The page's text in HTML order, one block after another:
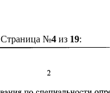
Страница №4из 19: